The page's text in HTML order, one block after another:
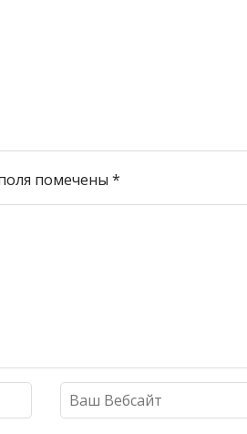
помечены *